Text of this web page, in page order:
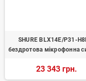
SHURE BLX14E/P31-
бездротова мікрофонна
23 343 грн.